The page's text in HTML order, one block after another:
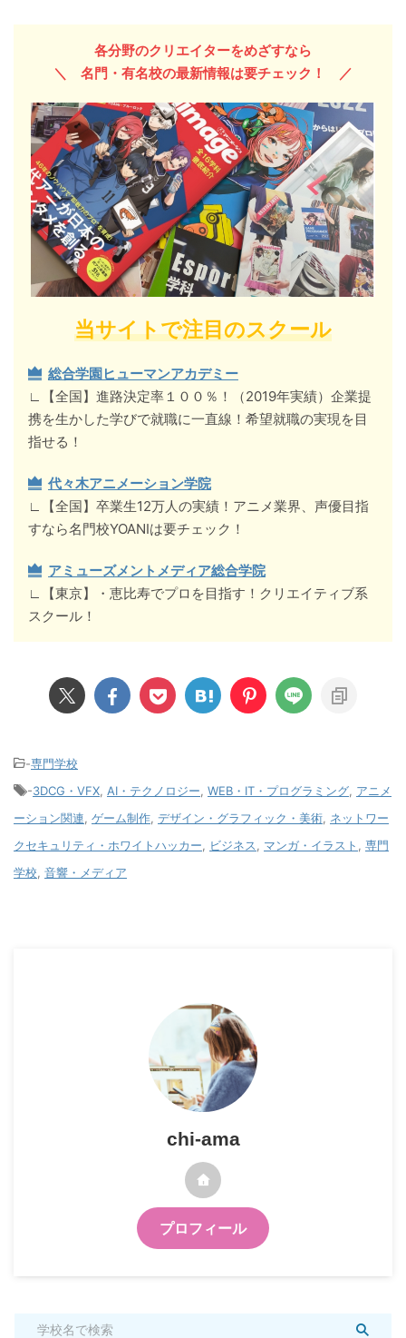
各分野のクリエイターをめざすなら
＼ 名門・有名校の最新情報は要チェック！ ／
当サイトで注目のスクール
総合学園ヒューマンアカデミー
∟【全国】進路決定率１００％！（2019年実績）企業提
携を生かした学びで就職に一直線！希望就職の実現を目
指せる！
代々木アニメーション学院
∟【全国】卒業生12万人の実績！アニメ業界、声優目指
すなら名門校YOANIは要チェック！
アミューズメントメディア総合学院
∟【東京】・恵比寿でプロを目指す！クリエイティブ系
スクール！
-専門学校
-3DCG・VFX AI・テクノロジー WEB・IT・プログラミング アニメ
ーション関連 ゲーム制作 デザイン・グラフィック・美術 ネットワー
クセキュリティ・ホワイトハッカー
ビジネス マンガ・イラスト
専門
学校 音響・メディア
chi-ama
プロフィール